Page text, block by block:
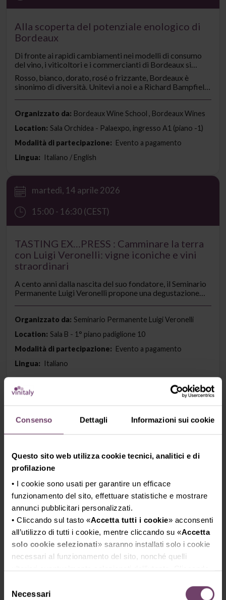
Consenso Dettagli Informazioni sui cookie
Questo sito web utilizza cookie tecnici, analitici e di
profilazione
• I cookie sono usati per garantire un efficace
funzionamento del sito, effettuare statistiche e mostrare
annunci pubblicitari personalizzati.
• Cliccando sul tasto «Accetta tutti i cookie» acconsenti
all’utilizzo di tutti i cookie, mentre cliccando su «Accetta
solo cookie selezionati» saranno installati solo i cookie
necessari al funzionamento del sito, nonché quelli
tecnici.
delNecessari
Alla scoperta del potenziale enologico di
Bordeaux
Di fronte ai rapidi cambiamenti nei modelli di consumo
del vino, i viticoltori e i commercianti di Bordeaux si
stanno adattando: reinventano, innovano e sconvolgono
le regole.
Rosso, bianco, dorato, rosé o frizzante, Bordeaux è
sinonimo di diversità. Unitevi a noi e a Richard Bampfield,
Bordeaux di oggi.
Organizzato da: Bordeaux Wine School , Bordeaux Wines
Location: Sala Orchidea - Palaexpo, ingresso A1 (piano -1)
Modalità di partecipazione: Evento a pagamento
Lingua: Italiano / English
martedì, 14 aprile 2026
15:00 - 16:30 (CEST)
TASTING EX…PRESS : Camminare la terra
con Luigi Veronelli: vigne iconiche e vini
straordinari
A cento anni dalla nascita del suo fondatore, il Seminario
Permanente Luigi Veronelli propone una degustazione
contributo ideale di Luigi Veronelli, padre della critica
enologica.
Organizzato da: Seminario Permanente Luigi Veronelli
Location: Sala B - 1° piano padiglione 10
Modalità di partecipazione: Evento a pagamento
Lingua: Italiano
martedì, 14 aprile 2026
12:00 - 13:00 (CEST)
Internazionali firmate Riccardo Cotarella
Un viaggio sensoriale attraverso sei Paesi guidato dalla
visione enologica diRiccardo Cotarella.
“Vigne dal mondo” celebra l’unicità dei terroir internazionali e
l’arte di armonizzare identità diverse.
La degustazione propone etichette autentiche, unite dalla
firma enologica di Cotarella.
Un percorso che mette in dialogo culture, tradizioni e stili
produttivi differenti.
l’anima di ogni vino.